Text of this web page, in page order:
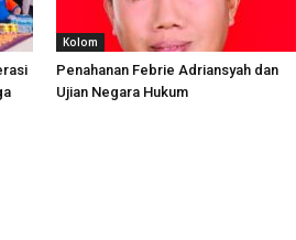
Kolom
Penahanan Febrie Adriansyah dan
Ujian Negara Hukum